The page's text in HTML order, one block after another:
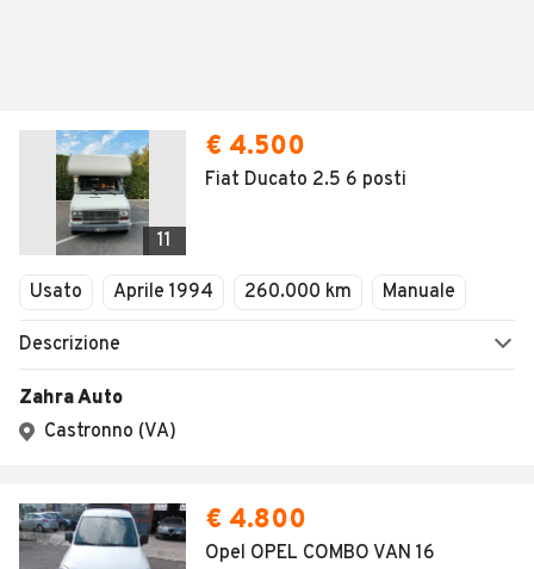
11
€ 4.500
Fiat Ducato 2.5 6 posti
Usato Aprile 1994 260.000 km Manuale
Descrizione
Zahra Auto
Castronno (VA)
€ 4.800
Opel OPEL COMBO VAN 16